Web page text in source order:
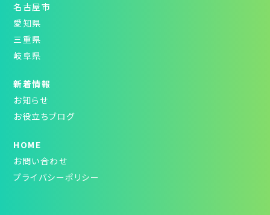
名古屋市
愛知県
三重県
岐阜県
新着情報
お知らせ
お役立ちブログ
HOME
お問い合わせ
プライバシーポリシー